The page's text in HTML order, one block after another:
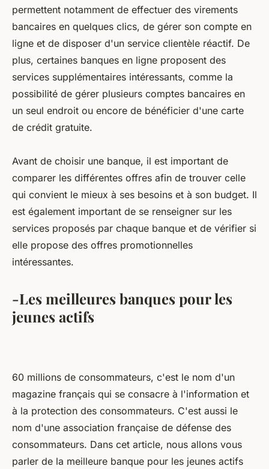
permettent notamment de effectuer des virements
bancaires en quelques clics, de gérer son compte en
ligne et de disposer d'un service clientèle réactif. De
plus, certaines banques en ligne proposent des
services supplémentaires intéressants, comme la
possibilité de gérer plusieurs comptes bancaires en
un seul endroit ou encore de bénéficier d'une carte
de crédit gratuite.
Avant de choisir une banque, il est important de
comparer les différentes offres afin de trouver celle
qui convient le mieux à ses besoins et à son budget. Il
est également important de se renseigner sur les
services proposés par chaque banque et de vérifier si
elle propose des offres promotionnelles
intéressantes.
-Les meilleures banques pour les
jeunes actifs
60 millions de consommateurs, c'est le nom d'un
magazine français qui se consacre à l'information et
à la protection des consommateurs. C'est aussi le
nom d'une association française de défense des
consommateurs. Dans cet article, nous allons vous
parler de la meilleure banque pour les jeunes actifs